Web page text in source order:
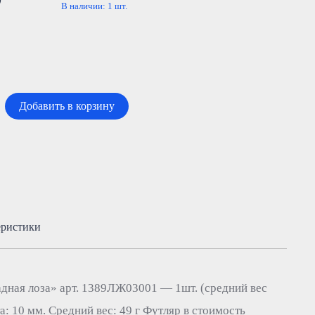
В наличии: 1 шт.
Добавить в корзину
лоза» арт. 1389ЛЖ03001 — 1шт. (средний вес
10 мм. Средний вес: 49 г Футляр в стоимость